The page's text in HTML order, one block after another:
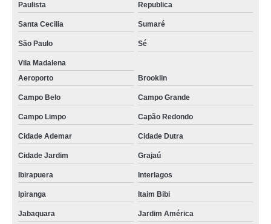
Paulista Republica
Santa Cecilia Sumaré
São Paulo Sé
Vila Madalena
Aeroporto
Brooklin
Campo Belo Campo Grande
Campo Limpo Capão Redondo
Cidade Ademar Cidade Dutra
Cidade Jardim Grajaú
Ibirapuera Interlagos
Ipiranga Itaim Bibi
Jabaquara Jardim América